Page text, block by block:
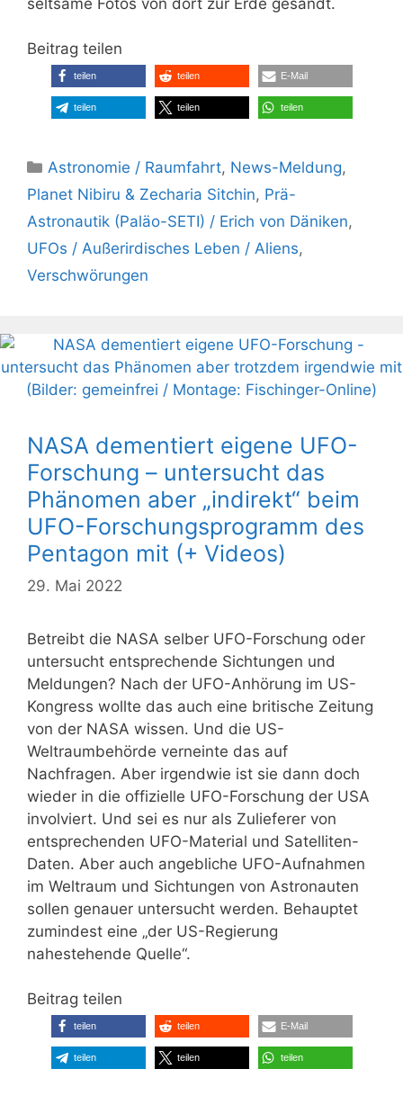
Beitrag teilen
teilen teilen E-Mail
teilen teilen teilen
Kategorien
Astronomie / Raumfahrt, News-Meldung,
Planet Nibiru & Zecharia Sitchin, Prä-
Astronautik (Paläo-SETI) / Erich von Däniken,
UFOs / Außerirdisches Leben / Aliens,
Verschwörungen
NASA dementiert eigene UFO-
Forschung – untersucht das
Phänomen aber „indirekt“ beim
UFO-Forschungsprogramm des
Pentagon mit (+ Videos)
29. Mai 2022
Betreibt die NASA selber UFO-Forschung oder
untersucht entsprechende Sichtungen und
Meldungen? Nach der UFO-Anhörung im US-
Kongress wollte das auch eine britische Zeitung
von der NASA wissen. Und die US-
Weltraumbehörde verneinte das auf
Nachfragen. Aber irgendwie ist sie dann doch
wieder in die offizielle UFO-Forschung der USA
involviert. Und sei es nur als Zulieferer von
entsprechenden UFO-Material und Satelliten-
Daten. Aber auch angebliche UFO-Aufnahmen
im Weltraum und Sichtungen von Astronauten
sollen genauer untersucht werden. Behauptet
zumindest eine „der US-Regierung
nahestehende Quelle“.
Beitrag teilen
teilen teilen E-Mail
teilen teilen teilen